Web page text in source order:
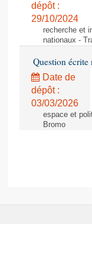
dépôt :
29/10/2024
recherche et
nationaux -
Question
Date de
dépôt :
03/03/2026
espace et
Bromo